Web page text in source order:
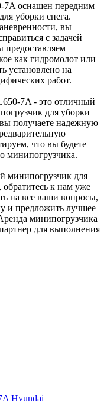
оснащен передним
уборки снега.
вы
с задачей
предоставляем
как гидромолот или
установлено на
работ.
7A - это отличный
для уборки
получаете надежную
что вы будете
минипогрузчика.
минипогрузчик для
к нам уже
на все ваши вопросы,
и предложить лучшее
минипогрузчика
для выполнения